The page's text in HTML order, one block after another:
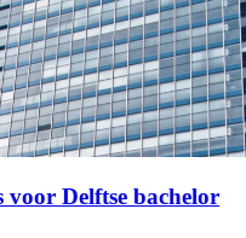
Delftse bachelor